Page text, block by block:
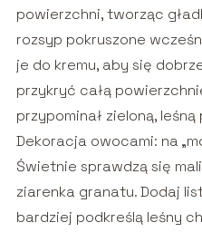
powierzchni, tworząc
rozsyp pokruszone
je do kremu, aby się
przykryć całą
przypominał zieloną, leśną
Dekoracja owocami: na
Świetnie sprawdzą się
ziarenka granatu. Dodaj
bardziej podkreślą leśny